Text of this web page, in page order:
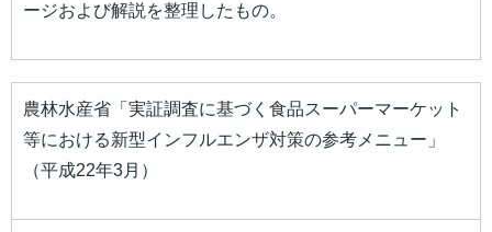
ージおよび解説を整理したもの。
農林水産省「実証調査に基づく食品スーパーマーケット
等における新型インフルエンザ対策の参考メニュー」
（平成22年3月）